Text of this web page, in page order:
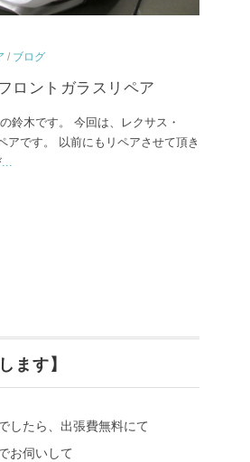
/ ブログ
ロントガラスリペア
鈴木です。 今回は、レクサス・
アです。 以前にもリペアさせて頂き
...
ます】
したら、出張費無料にて
お伺いして